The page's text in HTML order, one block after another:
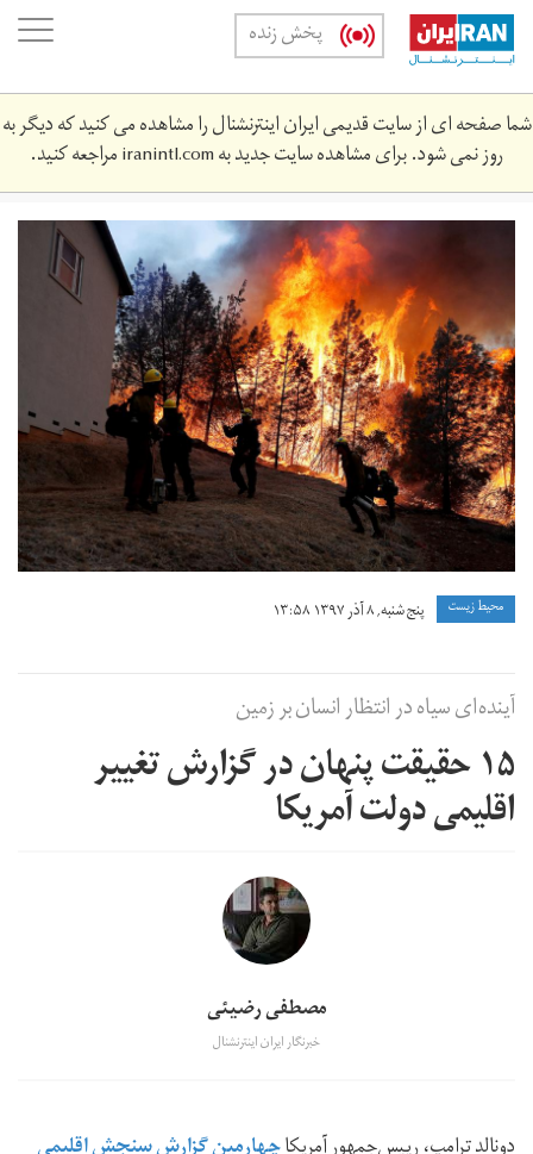
Skip
main
content
پخش زنده
شما صفحه ای از سایت قدیمی ایران اینترنشنال را مشاهده می کنید که دیگر به
روز نمی شود. برای مشاهده سایت جدید بهiranintl.comمراجعه کنید.
main.jpg
محیط زیست پنج شنبه, ۸ آذر ۱۳۹۷ ۱۳:۵۸
آینده‌ای سیاه در انتظار انسان بر زمین
۱۵ حقیقت پنهان در گزارش تغییر
اقلیمی دولت آمریکا
مصطفی رضیئی
خبرنگار ایران اینترنشنال